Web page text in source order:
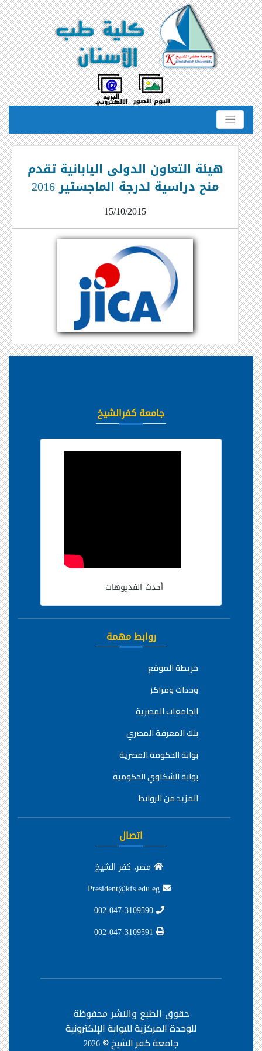
هيئة التعاون الدولى اليابانية تقدم
منح دراسية لدرجة الماجستير 2016
15/10/2015
جامعة كفرالشيخ
أحدث الفديوهات
روابط مهمة
خريطة الموقع
وحدات ومراكز
الجامعات المصرية
بنك المعرفة المصري
بوابة الحكومة المصرية
بوابة الشكاوي الحكومية
المزيد من الروابط
اتصال
مصر، كفر الشيخ
حقوق الطبع والنشر محفوظة
للوحدة المركزية للبوابة الإلكترونية
جامعة كفر الشيخ ©2026